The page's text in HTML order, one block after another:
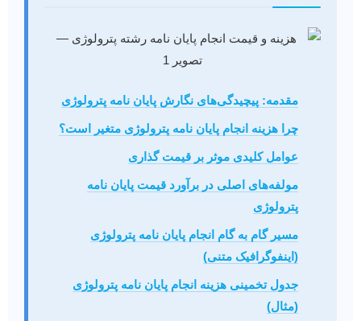
مقدمه: پیچیدگی‌های نگارش پایان نامه پترولوژی
چرا هزینه انجام پایان نامه پترولوژی متغیر است؟
عوامل کلیدی موثر بر قیمت گذاری
مولفه‌های اصلی در برآورد قیمت پایان نامه
پترولوژی
مسیر گام به گام انجام پایان نامه پترولوژی
(اینفوگرافیک متنی)
جدول تخمینی هزینه انجام پایان نامه پترولوژی
(مثال)